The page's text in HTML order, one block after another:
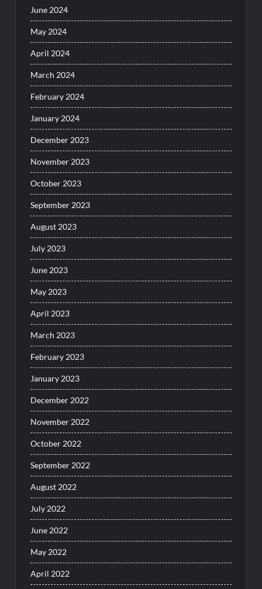
June 2024
May 2024
April 2024
March 2024
February 2024
January 2024
December 2023
November 2023
October 2023
September 2023
August 2023
July 2023
June 2023
May 2023
April 2023
March 2023
February 2023
January 2023
December 2022
November 2022
October 2022
September 2022
August 2022
July 2022
June 2022
May 2022
April 2022